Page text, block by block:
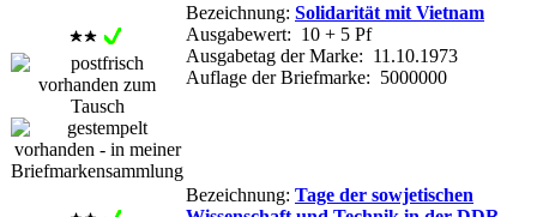
Bezeichnung: Solidarität mit Vietnam
Ausgabewert: 10 + 5 Pf
Ausgabetag der Marke: 11.10.1973
Auflage der Briefmarke: 5000000
Bezeichnung: Tage der sowjetischen